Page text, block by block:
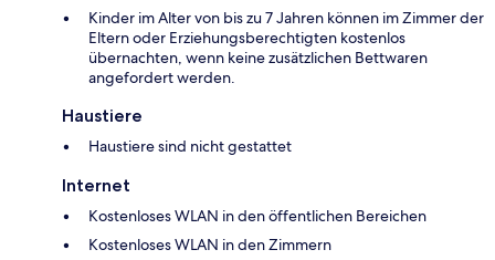
Kinder im Alter von bis zu 7 Jahren können im Zimmer der
Eltern oder Erziehungsberechtigten kostenlos
übernachten, wenn keine zusätzlichen Bettwaren
angefordert werden.
Haustiere
Haustiere sind nicht gestattet
Internet
Kostenloses WLAN in den öffentlichen Bereichen
Kostenloses WLAN in den Zimmern